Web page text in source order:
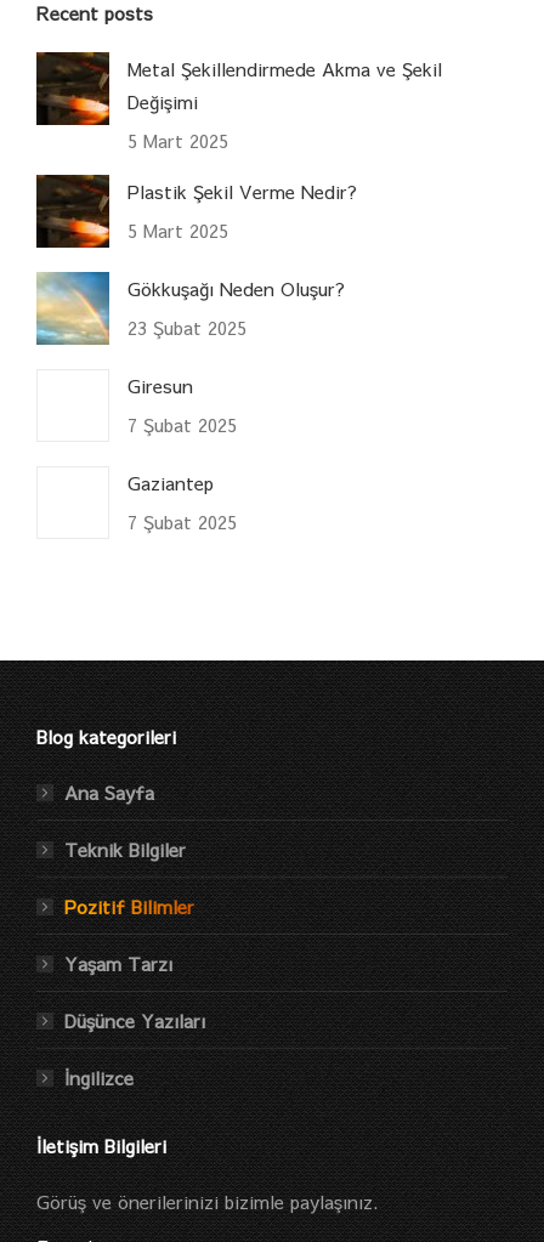
Recent posts
Metal Şekillendirmede Akma ve Şekil
Değişimi
5 Mart 2025
Plastik Şekil Verme Nedir?
5 Mart 2025
Gökkuşağı Neden Oluşur?
23 Şubat 2025
Giresun
7 Şubat 2025
Gaziantep
7 Şubat 2025
Blog kategorileri
Ana Sayfa
Teknik Bilgiler
Pozitif Bilimler
Yaşam Tarzı
Düşünce Yazıları
İngilizce
İletişim Bilgileri
Görüş ve önerilerinizi bizimle paylaşınız.